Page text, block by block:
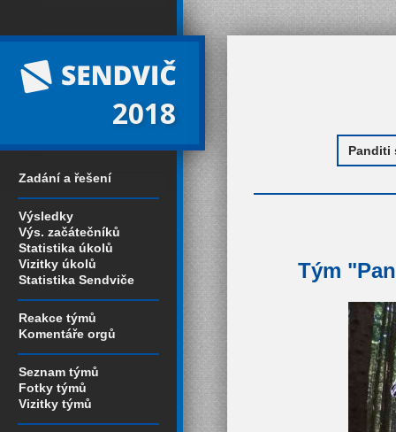
2018
Zadání a řešení
Výsledky
Výs. začátečníků
Statistika úkolů
Vizitky úkolů
Statistika Sendviče
Reakce týmů
Komentáře orgů
Seznam týmů
Fotky týmů
Vizitky týmů
Tým